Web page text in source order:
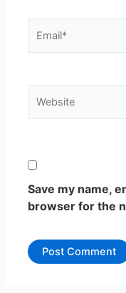
Save my name,
browser for the